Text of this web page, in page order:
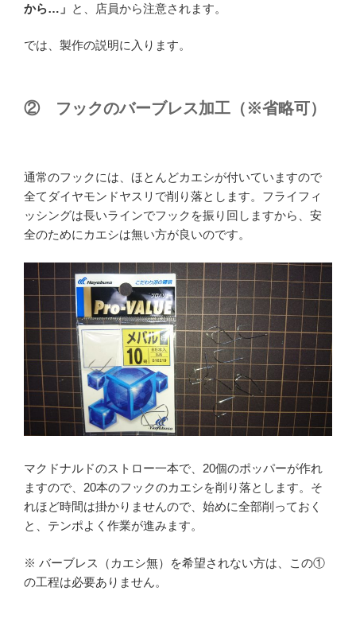
から…」 と、店員から注意されます。
では、製作の説明に入ります。
② フックのバーブレス加工（※省略可）
通常のフックには、ほとんどカエシが付いていますので
全てダイヤモンドヤスリで削り落とします。フライフィ
ッシングは長いラインでフックを振り回しますから、安
全のためにカエシは無い方が良いのです。
マクドナルドのストロー一本で、20個のポッパーが作れ
ますので、20本のフックのカエシを削り落とします。そ
れほど時間は掛かりませんので、始めに全部削っておく
と、テンポよく作業が進みます。
※ バーブレス（カエシ無）を希望されない方は、この①
の工程は必要ありません。